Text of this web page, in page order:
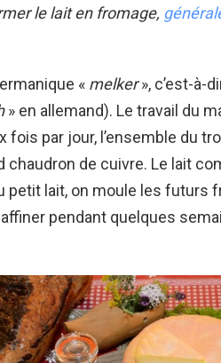
le lait en fromage,
« melker», c’est-à-
» en allemand). Le travail du
fois par jour, l’ensemble du
chaudron de cuivre. Le lait
petit lait, on moule les futurs
pendant quelques